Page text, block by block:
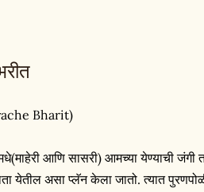
Bharit)
आणि सासरी) आमच्या येण्याची
येतील असा प्लॅन केला जातो. त्यात